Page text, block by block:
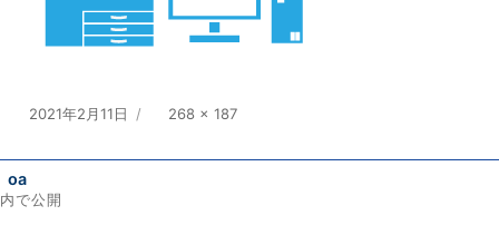
投
日:
2021年2月11日
フ
サ
268 × 187
oa
内で公開